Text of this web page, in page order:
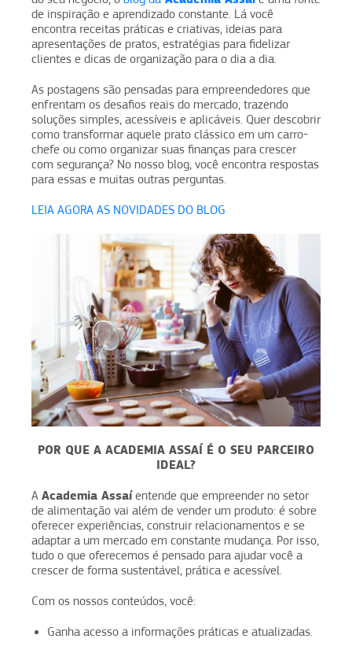
de inspiração e aprendizado constante. Lá você
encontra receitas práticas e criativas, ideias para
apresentações de pratos, estratégias para fidelizar
clientes e dicas de organização para o dia a dia.
As postagens são pensadas para empreendedores que
enfrentam os desafios reais do mercado, trazendo
soluções simples, acessíveis e aplicáveis. Quer descobrir
como transformar aquele prato clássico em um carro-
chefe ou como organizar suas finanças para crescer
com segurança? No nosso blog, você encontra respostas
para essas e muitas outras perguntas.
LEIA AGORA AS NOVIDADES DO BLOG
POR QUE A ACADEMIA ASSAÍ É O SEU PARCEIRO
IDEAL?
A Academia Assaíentende que empreender no setor
de alimentação vai além de vender um produto: é sobre
oferecer experiências, construir relacionamentos e se
adaptar a um mercado em constante mudança. Por isso,
tudo o que oferecemos é pensado para ajudar você a
crescer de forma sustentável, prática e acessível.
Com os nossos conteúdos, você:
Ganha acesso a informações práticas e atualizadas.